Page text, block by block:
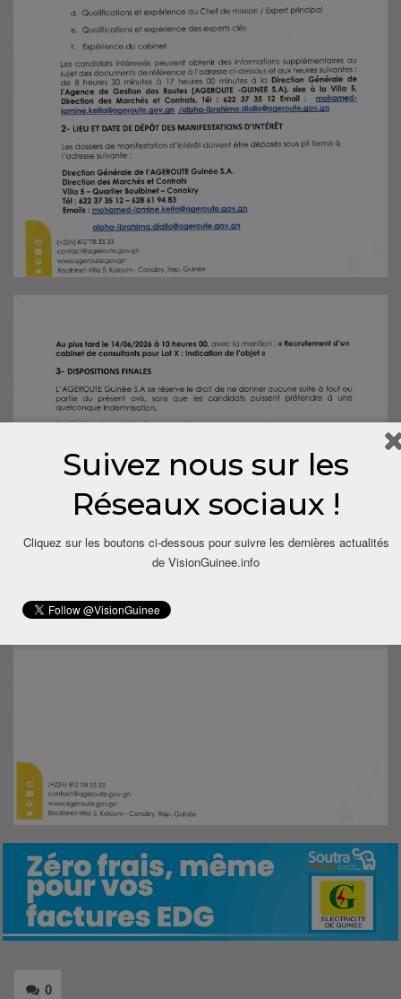
0
Suivez nous sur les
Réseaux sociaux !
Cliquez sur les boutons ci-dessous pour suivre les dernières actualités
de VisionGuinee.info